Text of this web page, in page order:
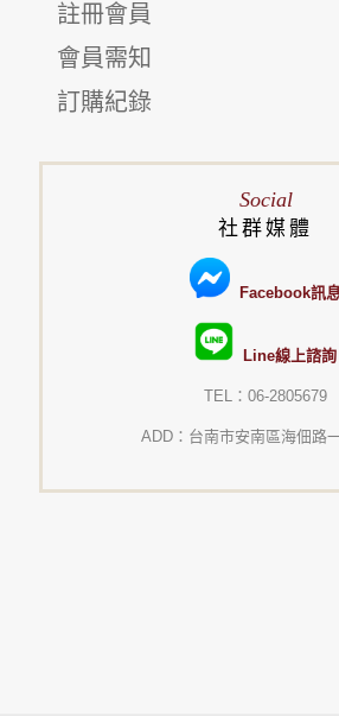
註冊會員
會員需知
訂購紀錄
Social
社群媒體
Facebook訊息
Line線上諮詢
TEL：06-2805679
ADD：台南市安南區海佃路